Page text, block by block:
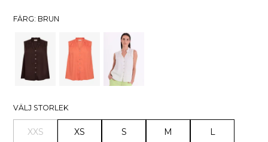
FÄRG: BRUN
VÄLJ STORLEK
XXS XS S M L